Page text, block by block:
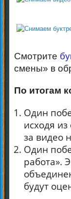
Смотрите
смены» в
По итогам
Один
исходя
за видео
Один
работа».
будут